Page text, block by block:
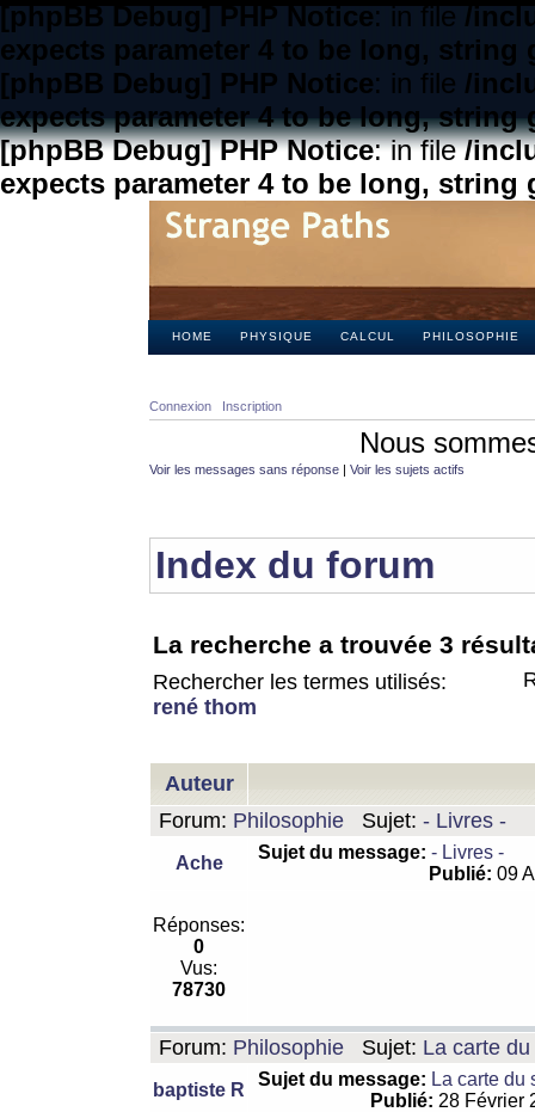
[phpBB Debug] PHP Notice: in file/
expects parameter 4 to be long, string
[phpBB Debug] PHP Notice: in file /
expects parameter 4 to be long, string
[phpBB Debug] PHP Notice: in file/
expects parameter 4 to be long, string
HOME PHYSIQUE CALCUL PHILOSOPHIE
Connexion Inscription
Nous
Voir les messages sans réponse | Voir les sujets actifs
Index du forum
La recherche a trouvée 3
Rechercher les termes utilisés:
rené thom
Auteur
Forum: Philosophie Sujet: - Livres -
Ache
Sujet du message: - Livres -
Publié: 09
Réponses:
0
Vus:
78730
Forum: Philosophie Sujet: La carte
baptiste R
Sujet du message: La carte du
Publié: 28 Février